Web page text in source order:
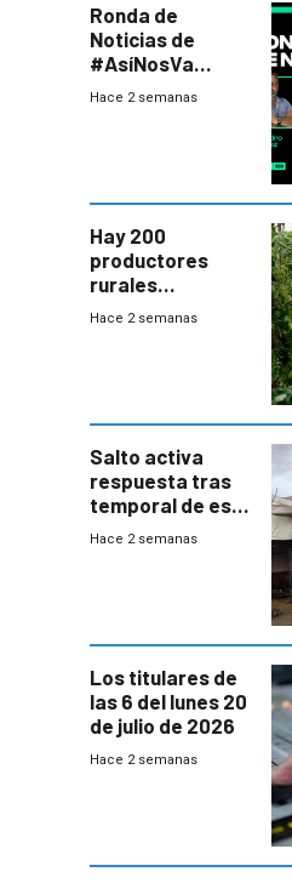
Ronda de
Noticias de
#AsíNosVa
(20/7/26)
Hace 2 semanas
Hay 200
productores
rurales
afectados tras
Hace 2 semanas
Salto activa
respuesta tras
temporal de este
sábado con
Hace 2 semanas
Los titulares de
las 6 del lunes 20
de julio de 2026
Hace 2 semanas